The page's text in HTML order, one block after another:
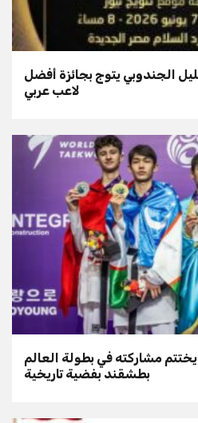
الجندوبي يتوج بجائزة أفضل
لاعب عربي
مشاركته في بطولة العالم
بطشقند بفضية تاريخية